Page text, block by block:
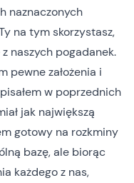
naznaczonych
na tym skorzystasz,
naszych pogadanek.
pewne założenia i
w poprzednich
jak największą
gotowy na rozkminy
bazę, ale biorąc
każdego z nas,